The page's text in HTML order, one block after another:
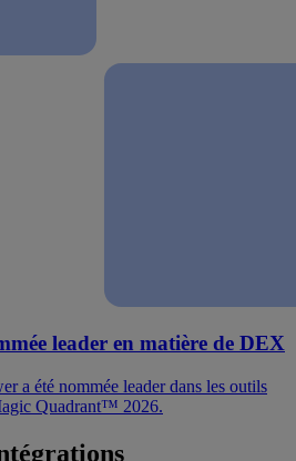
leader en matière de DEX
a été nommée leader dans les outils
Quadrant™ 2026.